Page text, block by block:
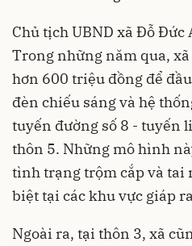
Chủ tịch UBND xã Đỗ Đức
Trong những năm qua,
hơn 600 triệu đồng để
đèn chiếu sáng và hệ
tuyến đường số 8 - tuyến
thôn 5. Những mô hình
tình trạng trộm cắp và tai
biệt tại các khu vực giáp
Ngoài ra, tại thôn 3, xã